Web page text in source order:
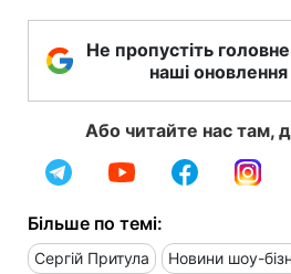
Не пропустіть
наші
Або читайте нас там,
Більше по темі:
Сергій Притула Новини шоу-